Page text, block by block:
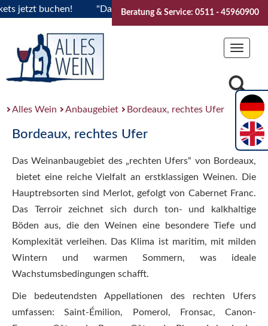
buchen! "Das Sommerfest 2026" Vive la
Beratung & Service: 0511 - 45960900
Toggle
Alles Wein Anbaugebiet Bordeaux, rechtes Ufer
Bordeaux, rechtes Ufer
Das Weinanbaugebiet des „rechten Ufers“ von Bordeaux,
bietet eine reiche Vielfalt an erstklassigen Weinen. Die
Hauptrebsorten sind Merlot, gefolgt von Cabernet Franc.
Das Terroir zeichnet sich durch ton- und kalkhaltige
Böden aus, die den Weinen eine besondere Tiefe und
Komplexität verleihen. Das Klima ist maritim, mit milden
Wintern und warmen Sommern, was ideale
Wachstumsbedingungen schafft.
Die bedeutendsten Appellationen des rechten Ufers
umfassen: Saint-Émilion, Pomerol, Fronsac, Canon-